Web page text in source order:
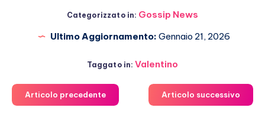
Categorizzato in: Gossip News
Ultimo Aggiornamento: Gennaio 21, 2026
Taggato in: Valentino
Articolo precedente Articolo successivo